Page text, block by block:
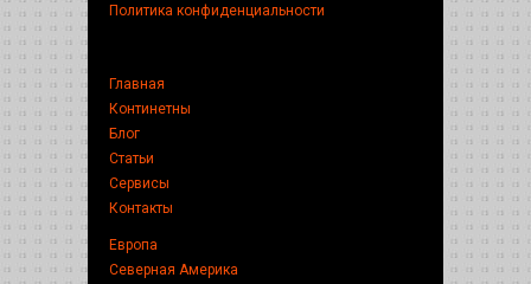
Политика конфиденциальности
Главная
Континетны
Блог
Статьи
Сервисы
Контакты
Европа
Северная Америка